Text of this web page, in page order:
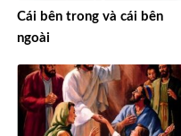
Cái bên trong và cái bên
ngoài